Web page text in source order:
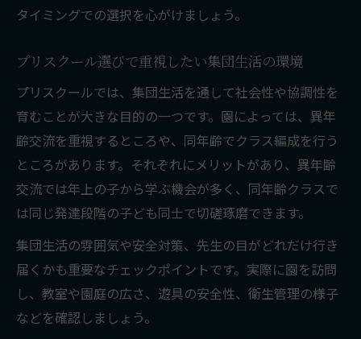
タイミングでの選択を心がけましょう。
プリスクール選びで重視したい集団生活の環境
プリスクールでは、集団生活を通して社会性や協調性を
育むことが大きな目的の一つです。園によっては、異年
齢交流を重視するところや、同年齢でクラス編成を行う
ところがあります。それぞれにメリットがあり、異年齢
交流では年上の子から学ぶ機会が多く、同年齢クラスで
は同じ発達段階の子ども同士で切磋琢磨できます。
集団生活の雰囲気や安全対策、先生の目がどれだけ行き
届くかも重要なチェックポイントです。実際に園を訪問
し、教室や園庭の広さ、遊具の安全性、衛生管理の様子
などを確認しましょう。